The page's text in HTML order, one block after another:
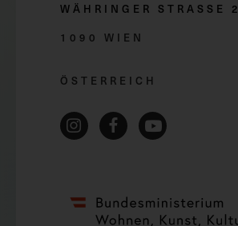
WÄHRINGER STRASSE 2
1090 WIEN
ÖSTERREICH